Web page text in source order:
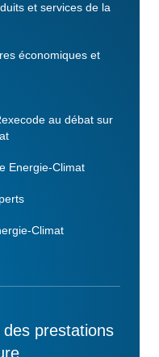
et services de la
économiques et
au débat sur
Energie-Climat
Climat
des prestations